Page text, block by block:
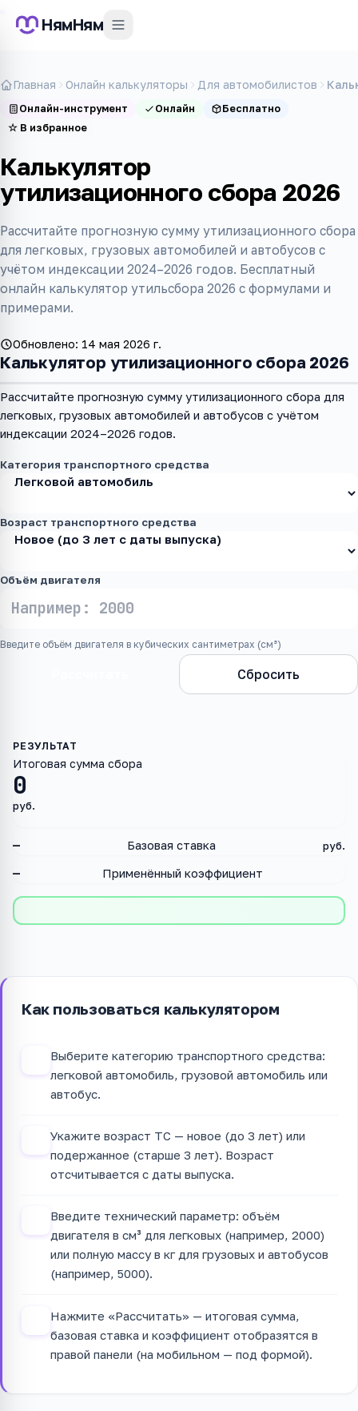
НямНям
Главная Онлайн калькуляторы Для автомобилистов
Онлайн-инструмент Онлайн
Бесплатно
☆ В избранное
Калькулятор
утилизационного сбора 2026
Рассчитайте прогнозную сумму утилизационного сбора
для легковых, грузовых автомобилей и автобусов с
учётом индексации 2024–2026 годов. Бесплатный
онлайн калькулятор утильсбора 2026 с формулами и
примерами.
Обновлено: 14 мая 2026 г.
Калькулятор утилизационного сбора 2026
Рассчитайте прогнозную сумму утилизационного сбора для
легковых, грузовых автомобилей и автобусов с учётом
индексации 2024–2026 годов.
Категория транспортного средства
Возраст транспортного средства
Объём двигателя
Введите объём двигателя в кубических сантиметрах (см³)
Сбросить
0
Итоговая сумма сбора
руб.
— Базовая ставка руб.
— Применённый коэффициент
Как пользоваться калькулятором
Выберите категорию транспортного средства:
легковой автомобиль, грузовой автомобиль или
автобус.
Укажите возраст ТС — новое (до 3 лет) или
подержанное (старше 3 лет). Возраст
отсчитывается с даты выпуска.
Введите технический параметр: объём
двигателя в см³ для легковых (например, 2000)
или полную массу в кг для грузовых и автобусов
(например, 5000).
Нажмите «Рассчитать» — итоговая сумма,
базовая ставка и коэффициент отобразятся в
правой панели (на мобильном — под формой).